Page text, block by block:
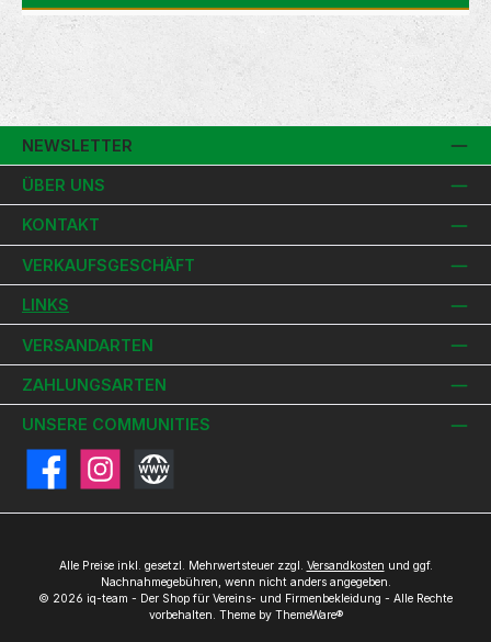
NEWSLETTER
ÜBER UNS
KONTAKT
VERKAUFSGESCHÄFT
LINKS
VERSANDARTEN
ZAHLUNGSARTEN
UNSERE COMMUNITIES
FacebookInstagramWebsite
Alle Preise inkl. gesetzl. Mehrwertsteuer zzgl. Versandkosten und ggf.
Nachnahmegebühren, wenn nicht anders angegeben.
© 2026 iq-team - Der Shop für Vereins- und Firmenbekleidung - Alle Rechte
vorbehalten. Theme by ThemeWare®